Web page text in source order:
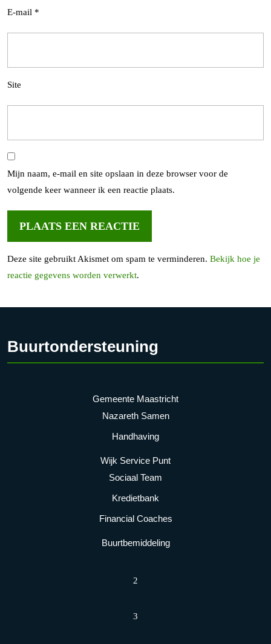
E-mail *
Site
Mijn naam, e-mail en site opslaan in deze browser voor de
volgende keer wanneer ik een reactie plaats.
Deze site gebruikt Akismet om spam te verminderen. Bekijk hoe je
reactie gegevens worden verwerkt.
Buurtondersteuning
Gemeente Maastricht
Nazareth Samen
Handhaving
Wijk Service Punt
Sociaal Team
Kredietbank
Financial Coaches
Buurtbemiddeling
2
3